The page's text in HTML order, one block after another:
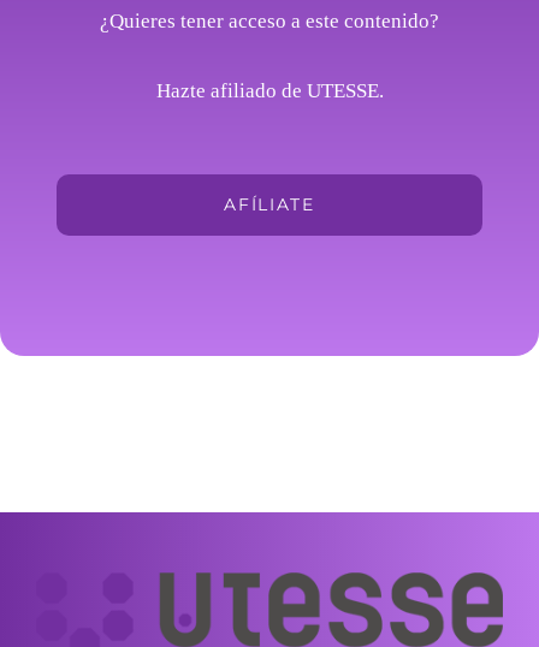
¿Quieres tener acceso a este contenido?
Hazte afiliado de UTESSE.
AFÍLIATE